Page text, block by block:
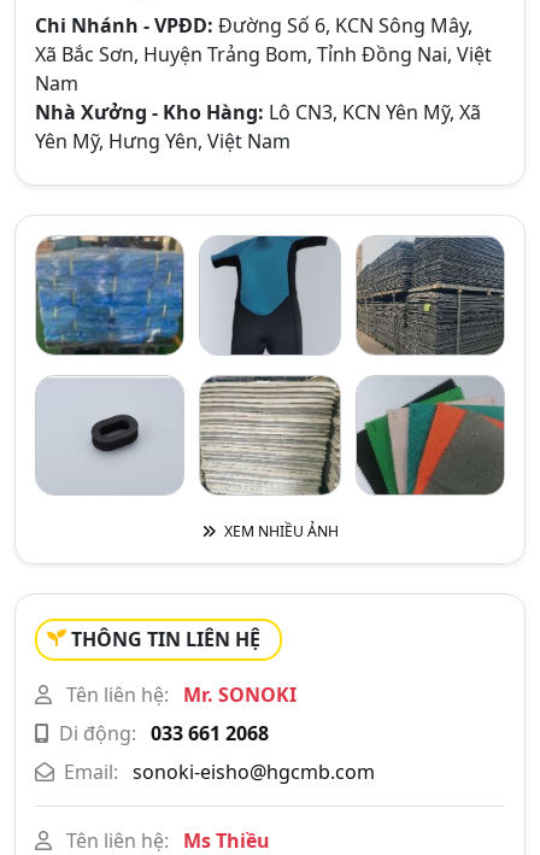
Chi Nhánh - VPĐD: Đường Số 6, KCN Sông Mây,
Xã Bắc Sơn, Huyện Trảng Bom, Tỉnh Đồng Nai, Việt
Nam
Nhà Xưởng - Kho Hàng: Lô CN3, KCN Yên Mỹ, Xã
Yên Mỹ, Hưng Yên, Việt Nam
XEM NHIỀU ẢNH
THÔNG TIN LIÊN HỆ
Tên liên hệ:
Mr. SONOKI
Di động: 033 661 2068
Email: sonoki-eisho@hgcmb.com
Tên liên hệ:
Ms Thiều